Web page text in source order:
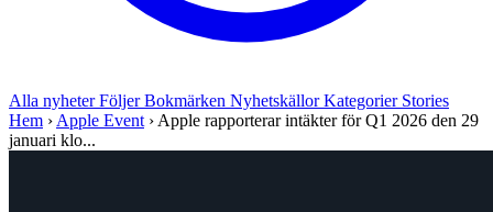
Alla nyheterFöljerBokmärken NyhetskällorKategorier Stories
Hem › Apple Event › Apple rapporterar intäkter för Q1 2026 den 29
januari klo...